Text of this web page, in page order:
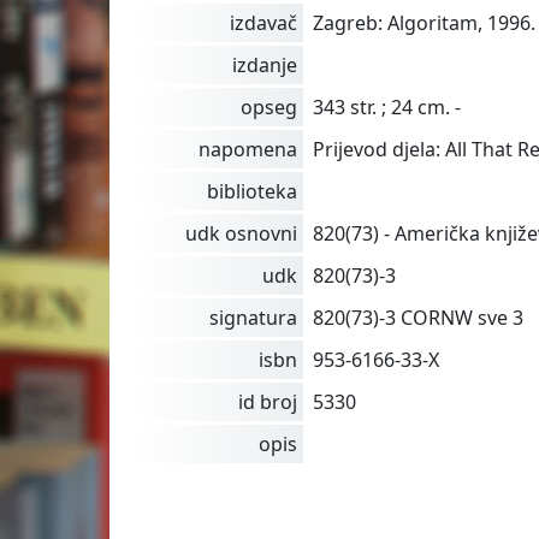
izdavač
Zagreb: Algoritam, 1996.
izdanje
opseg
343 str. ; 24 cm. -
napomena
Prijevod djela: All That
biblioteka
udk osnovni
820(73) - Američka
udk
820(73)-3
signatura
820(73)-3 CORNW sve 3
isbn
953-6166-33-X
id broj
5330
opis